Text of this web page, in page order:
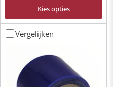
Kies opties
Vergelijken